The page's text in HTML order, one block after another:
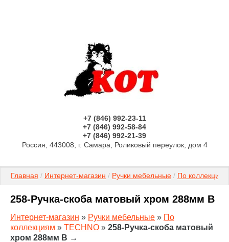
+7 (846) 992-23-11
+7 (846) 992-58-84
+7 (846) 992-21-39
Россия, 443008, г. Самара, Роликовый переулок, дом 4
Главная / Интернет-магазин / Ручки мебельные / По коллекциям
258-Ручка-скоба матовый хром 288мм B
Интернет-магазин » Ручки мебельные » По
коллекциям » TECHNO » 258-Ручка-скоба матовый
хром 288мм B →